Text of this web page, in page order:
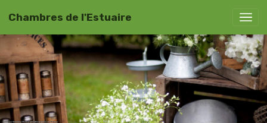
Chambres de l'Estuaire